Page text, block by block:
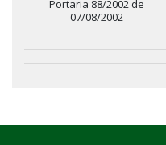
Portaria 88/2002 de
07/08/2002